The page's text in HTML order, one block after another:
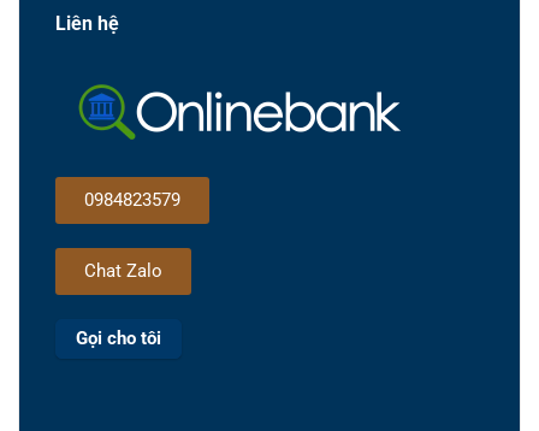
Liên hệ
0984823579
Chat Zalo
Gọi cho tôi